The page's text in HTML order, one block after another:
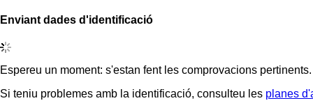
Enviant dades d'identificació
Espereu un moment: s'estan fent les comprovacions pertinents.
Si teniu problemes amb la identificació, consulteu les planes